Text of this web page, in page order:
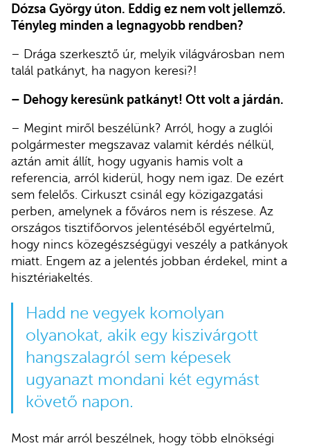
Dózsa György úton. Eddig ez nem volt jellemző.
Tényleg minden a legnagyobb rendben?
– Drága szerkesztő úr, melyik világvárosban nem
talál patkányt, ha nagyon keresi?!
– Dehogy keresünk patkányt! Ott volt a járdán.
– Megint miről beszélünk? Arról, hogy a zuglói
polgármester megszavaz valamit kérdés nélkül,
aztán amit állít, hogy ugyanis hamis volt a
referencia, arról kiderül, hogy nem igaz. De ezért
sem felelős. Cirkuszt csinál egy közigazgatási
perben, amelynek a főváros nem is részese. Az
országos tisztifőorvos jelentéséből egyértelmű,
hogy nincs közegészségügyi veszély a patkányok
miatt. Engem az a jelentés jobban érdekel, mint a
hisztériakeltés.
Hadd ne vegyek komolyan
olyanokat, akik egy kiszivárgott
hangszalagról sem képesek
ugyanazt mondani két egymást
követő napon.
Most már arról beszélnek, hogy több elnökségi